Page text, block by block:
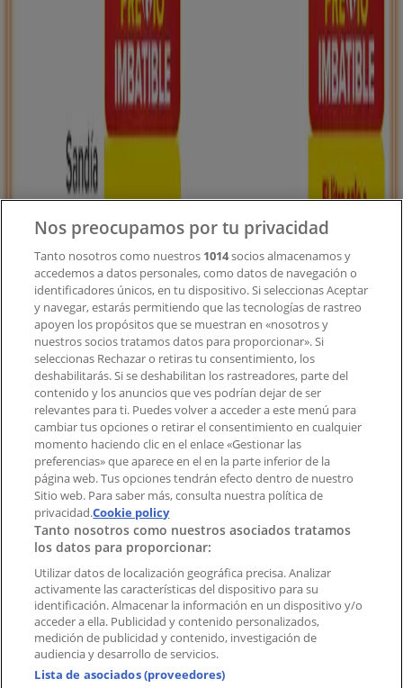
¿Qué hacemos?
Soluciones para empresas
Noticias y prensa
Trabaja con nosotros
Contacto comercial y de marketing
Tienda mal colocada en el mapa
Notificar un folleto
¿Encontraste un problema en la web o en la
aplicación?
Índices
Marcas
Marcas locales
Negocios
Negocios cercanos
Productos
Productos locales
Ciudades
Descargar la APP Tiendeo
Nos preocupamos por tu privacidad
Tanto nosotros como nuestros 1014socios almacenamos y
accedemos a datos personales, como datos de navegación o
identificadores únicos, en tu dispositivo. Si seleccionas Aceptar
y navegar, estarás permitiendo que las tecnologías de rastreo
apoyen los propósitos que se muestran en «nosotros y
nuestros socios tratamos datos para proporcionar». Si
seleccionas Rechazar o retiras tu consentimiento, los
deshabilitarás. Si se deshabilitan los rastreadores, parte del
contenido y los anuncios que ves podrían dejar de ser
relevantes para ti. Puedes volver a acceder a este menú para
cambiar tus opciones o retirar el consentimiento en cualquier
momento haciendo clic en el enlace «Gestionar las
preferencias» que aparece en el en la parte inferior de la
página web. Tus opciones tendrán efecto dentro de nuestro
Sitio web. Para saber más, consulta nuestra política de
privacidad.Cookie policy
Tanto nosotros como nuestros asociados tratamos
los datos para proporcionar:
Utilizar datos de localización geográfica precisa. Analizar
activamente las características del dispositivo para su
identificación. Almacenar la información en un dispositivo y/o
acceder a ella. Publicidad y contenido personalizados,
medición de publicidad y contenido, investigación de
audiencia y desarrollo de servicios.
Lista de asociados (proveedores)